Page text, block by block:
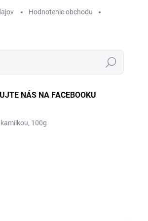
Hodnotenie obchodu
Hľadať
NÁS NA FACEBOOKU
100g